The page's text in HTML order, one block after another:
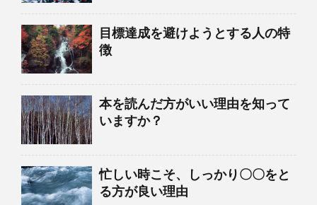
目標達成を避けようとする人の特
徴
本を読んだ方がいい理由を知って
いますか？
忙しい時こそ、しっかり〇〇をと
る方が良い理由